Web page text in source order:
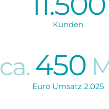
Kunden
ca. 450
Euro Umsatz 2.025